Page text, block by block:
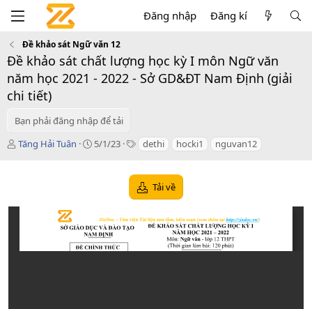
Đăng nhập Đăng kí
Đề khảo sát Ngữ văn 12
Đề khảo sát chất lượng học kỳ I môn Ngữ văn
năm học 2021 - 2022 - Sở GD&ĐT Nam Định (giải
chi tiết)
Bạn phải đăng nhập để tải
T
ả
Tăng Hải Tuân
C
n
d
5/1/23
T
s
dethi hocki1 nguvan12
Tải về